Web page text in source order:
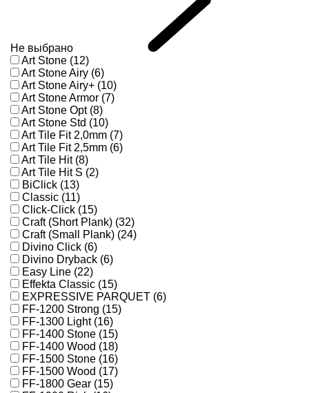
Не выбрано
Art Stone (12)
Art Stone Airy (6)
Art Stone Airy+ (10)
Art Stone Armor (7)
Art Stone Opt (8)
Art Stone Std (10)
Art Tile Fit 2,0mm (7)
Art Tile Fit 2,5mm (6)
Art Tile Hit (8)
Art Tile Hit S (2)
BiClick (13)
Classic (11)
Click-Click (15)
Craft (Short Plank) (32)
Craft (Small Plank) (24)
Divino Click (6)
Divino Dryback (6)
Easy Line (22)
Effekta Classic (15)
EXPRESSIVE PARQUET (6)
FF-1200 Strong (15)
FF-1300 Light (16)
FF-1400 Stone (15)
FF-1400 Wood (18)
FF-1500 Stone (16)
FF-1500 Wood (17)
FF-1800 Gear (15)